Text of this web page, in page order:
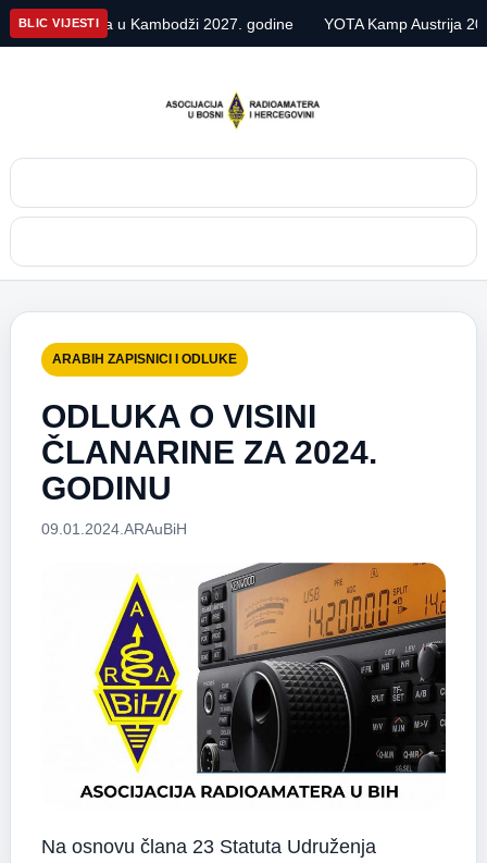
BLIC VIJESTIu Kambodži 2027. godine YOTA Kamp Austrija 2026
ARABIH ZAPISNICI I ODLUKE
ODLUKA O VISINI
ČLANARINE ZA 2024.
GODINU
09.01.2024. ARAuBiH
Na osnovu člana 23 Statuta Udruženja